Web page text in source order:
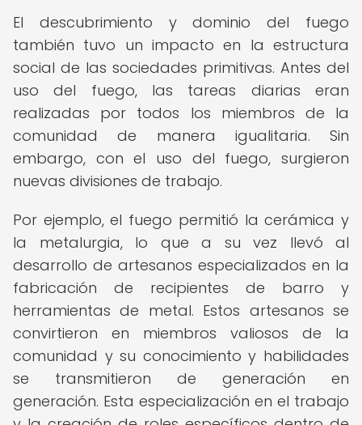
El descubrimiento y dominio del fuego
también tuvo un impacto en la estructura
social de las sociedades primitivas. Antes del
uso del fuego, las tareas diarias eran
realizadas por todos los miembros de la
comunidad de manera igualitaria. Sin
embargo, con el uso del fuego, surgieron
nuevas divisiones de trabajo.
Por ejemplo, el fuego permitió la cerámica y
la metalurgia, lo que a su vez llevó al
desarrollo de artesanos especializados en la
fabricación de recipientes de barro y
herramientas de metal. Estos artesanos se
convirtieron en miembros valiosos de la
comunidad y su conocimiento y habilidades
se transmitieron de generación en
generación. Esta especialización en el trabajo